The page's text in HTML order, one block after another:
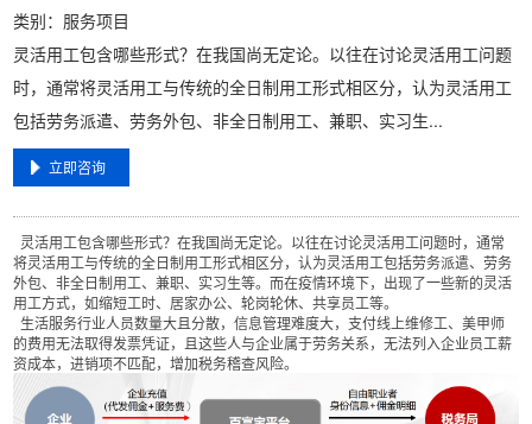
类别：服务项目
灵活用工包含哪些形式？在我国尚无定论。以往在讨论灵活用工问题
时，通常将灵活用工与传统的全日制用工形式相区分，认为灵活用工
包括劳务派遣、劳务外包、非全日制用工、兼职、实习生...
立即咨询
灵活用工包含哪些形式？在我国尚无定论。以往在讨论灵活用工问题时，通常
将灵活用工与传统的全日制用工形式相区分，认为灵活用工包括劳务派遣、劳务
外包、非全日制用工、兼职、实习生等。而在疫情环境下，出现了一些新的灵活
用工方式，如缩短工时、居家办公、轮岗轮休、共享员工等。
生活服务行业人员数量大且分散，信息管理难度大，支付线上维修工、美甲师
的费用无法取得发票凭证，且这些人与企业属于劳务关系，无法列入企业员工薪
资成本，进销项不匹配，增加税务稽查风险。